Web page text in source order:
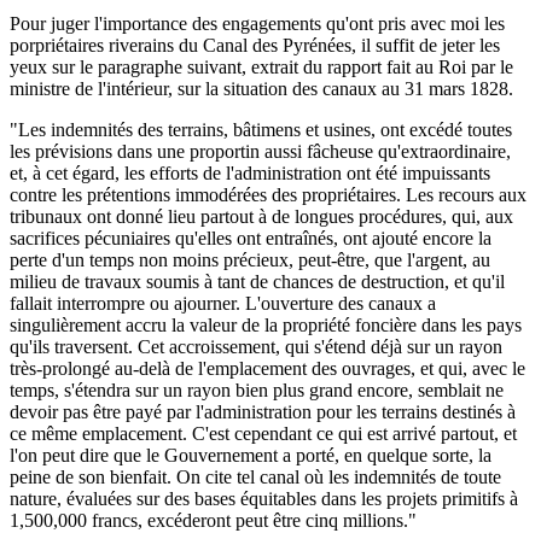
Pour juger l'importance des engagements qu'ont pris avec moi les
porpriétaires riverains du Canal des Pyrénées, il suffit de jeter les
yeux sur le paragraphe suivant, extrait du rapport fait au Roi par le
ministre de l'intérieur, sur la situation des canaux au 31 mars 1828.
"Les indemnités des terrains, bâtimens et usines, ont excédé toutes
les prévisions dans une proportin aussi fâcheuse qu'extraordinaire,
et, à cet égard, les efforts de l'administration ont été impuissants
contre les prétentions immodérées des propriétaires. Les recours aux
tribunaux ont donné lieu partout à de longues procédures, qui, aux
sacrifices pécuniaires qu'elles ont entraînés, ont ajouté encore la
perte d'un temps non moins précieux, peut-être, que l'argent, au
milieu de travaux soumis à tant de chances de destruction, et qu'il
fallait interrompre ou ajourner. L'ouverture des canaux a
singulièrement accru la valeur de la propriété foncière dans les pays
qu'ils traversent. Cet accroissement, qui s'étend déjà sur un rayon
très-prolongé au-delà de l'emplacement des ouvrages, et qui, avec le
temps, s'étendra sur un rayon bien plus grand encore, semblait ne
devoir pas être payé par l'administration pour les terrains destinés à
ce même emplacement. C'est cependant ce qui est arrivé partout, et
l'on peut dire que le Gouvernement a porté, en quelque sorte, la
peine de son bienfait. On cite tel canal où les indemnités de toute
nature, évaluées sur des bases équitables dans les projets primitifs à
1,500,000 francs, excéderont peut être cinq millions."